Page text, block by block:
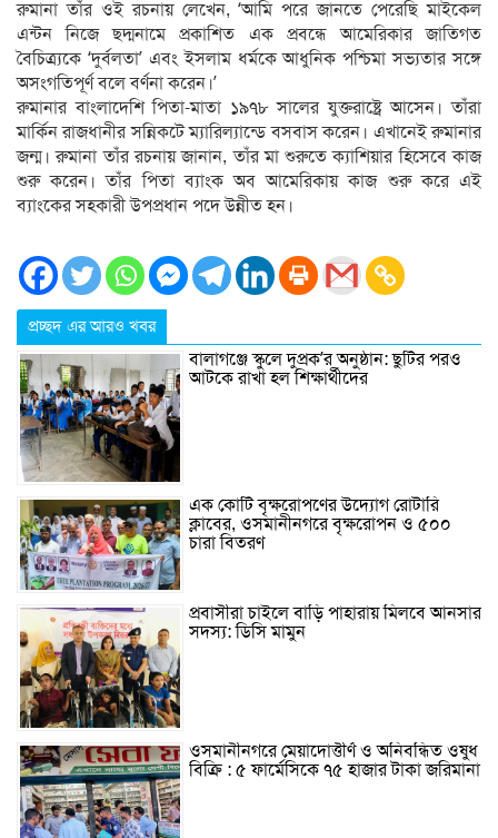
রুমানা তাঁর ওই রচনায় লেখেন, ‘আমি পরে জানতে পেরেছি মাইকেল
এন্টন নিজে ছদ্মনামে প্রকাশিত এক প্রবন্ধে আমেরিকার জাতিগত
বৈচিত্র্যকে ‘দুর্বলতা’ এবং ইসলাম ধর্মকে আধুনিক পশ্চিমা সভ্যতার সঙ্গে
অসংগতিপূর্ণ বলে বর্ণনা করেন।’
রুমানার বাংলাদেশি পিতা-মাতা ১৯৭৮ সালের যুক্তরাষ্ট্রে আসেন। তাঁরা
মার্কিন রাজধানীর সন্নিকটে ম্যারিল্যান্ডে বসবাস করেন। এখানেই রুমানার
জন্ম। রুমানা তাঁর রচনায় জানান, তাঁর মা শুরুতে ক্যাশিয়ার হিসেবে কাজ
শুরু করেন। তাঁর পিতা ব্যাংক অব আমেরিকায় কাজ শুরু করে এই
ব্যাংকের সহকারী উপপ্রধান পদে উন্নীত হন।
প্রচ্ছদ এর আরও খবর
বালাগঞ্জে স্কুলে দুপ্রক’র অনুষ্ঠান: ছুটির পরও
আটকে রাখা হল শিক্ষার্থীদের
এক কোটি বৃক্ষরোপণের উদ্যোগ রোটারি
ক্লাবের, ওসমানীনগরে বৃক্ষরোপন ও ৫০০
চারা বিতরণ
প্রবাসীরা চাইলে বাড়ি পাহারায় মিলবে আনসার
সদস্য: ডিসি মামুন
ওসমানীনগরে মেয়াদোত্তীর্ণ ও অনিবন্ধিত ওষুধ
বিক্রি : ৫ ফার্মেসিকে ৭৫ হাজার টাকা জরিমানা